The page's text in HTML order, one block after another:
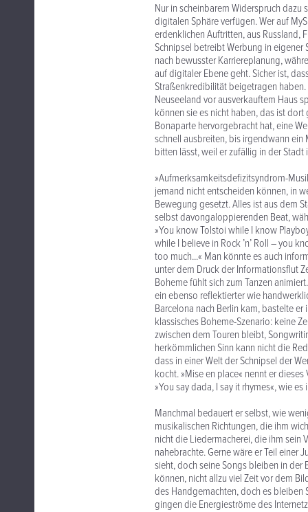
Nur in scheinbarem Widerspruch dazu
digitalen Sphäre verfügen. Wer auf
erdenklichen Auftritten, aus Russland,
Schnipsel betreibt Werbung in eigener
nach bewusster Karriereplanung,
auf digitaler Ebene geht. Sicher ist,
Straßenkredibilität beigetragen
Neuseeland vor ausverkauftem Haus
können sie es nicht haben, das ist
Bonaparte hervorgebracht hat, eine
schnell ausbreiten, bis irgendwann
bitten lässt, weil er zufällig in der
»Aufmerksamkeitsdefizitsyndrom-
jemand nicht entscheiden können, in
Bewegung gesetzt. Alles ist aus dem
selbst davongaloppierenden Beat,
»You know Tolstoi while I know
while I believe in Rock ’n’ Roll – you
too much...« Man könnte es auch
unter dem Druck der Informationsflut
Boheme fühlt sich zum Tanzen
ein ebenso reflektierter wie
Barcelona nach Berlin kam, bastelte
klassisches Boheme-Szenario: keine
zwischen dem Touren bleibt,
herkömmlichen Sinn kann nicht die
dass in einer Welt der Schnipsel der
kocht. »Mise en place« nennt er
»You say dada, I say it rhymes«, wie
Manchmal bedauert er selbst, wie
musikalischen Richtungen, die ihm
nicht die Liedermacherei, die ihm sein
nahebrachte. Gerne wäre er Teil einer
sieht, doch seine Songs bleiben in der
können, nicht allzu viel Zeit vor dem
des Handgemachten, doch es bleiben
gingen die Energieströme des